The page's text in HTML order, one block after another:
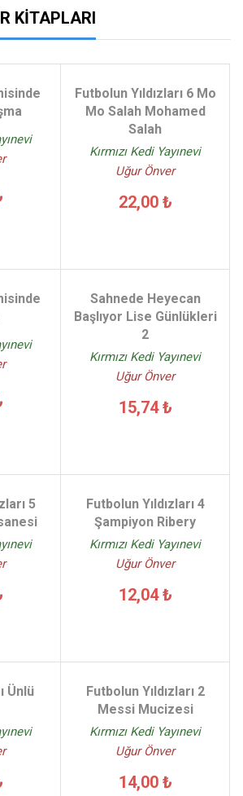
KITAPLARI
Futbolun Yıldızları 6 Mo
Mo Salah Mohamed
Salah
Kırmızı Kedi Yayınevi
Uğur Önver
22,00 ₺
Sahnede Heyecan
Başlıyor Lise Günlükleri
2
Kırmızı Kedi Yayınevi
Uğur Önver
15,74 ₺
5
Futbolun Yıldızları 4
Şampiyon Ribery
Kırmızı Kedi Yayınevi
Uğur Önver
12,04 ₺
Ünlü
Futbolun Yıldızları 2
Messi Mucizesi
Kırmızı Kedi Yayınevi
Uğur Önver
14,00 ₺